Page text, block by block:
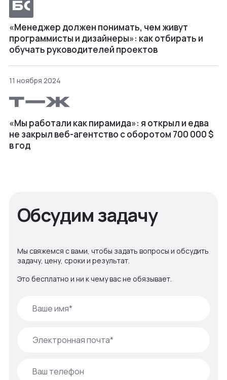
«Менеджер должен понимать, чем живут
программисты и дизайнеры»: как отбирать и
обучать руководителей проектов
11 ноября 2024
«Мы работали как пирамида»: я открыл и едва
не закрыл веб⁠-⁠агентство с оборотом 700 000 $
в год
Обсудим задачу
Мы свяжемся с вами, чтобы задать вопросы и обсудить
задачу, цену, сроки и результат.
Это бесплатно и ни к чему вас не обязывает.